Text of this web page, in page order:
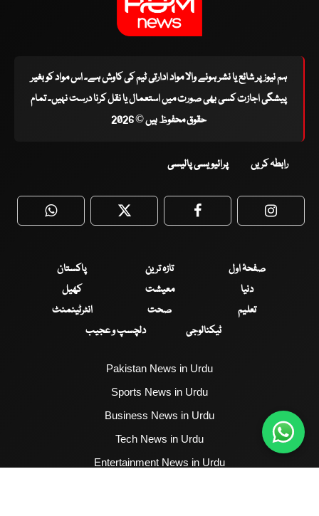
ہم نیوز پر شائع یا نشر ہونے والا مواد ادارتی ٹیم کی کاوش ہے۔ اس مواد کو بغیر
پیشگی اجازت کسی بھی صورت میں استعمال یا نقل کرنا درست نہیں۔ تمام
حقوق محفوظ ہیں © 2026
رابطہ کریں پرائیویسی پالیسی
WhatsApp Twitter Facebook
صفحۂ اول تازہ ترین
پاکستان
دنیا
معیشت
کھیل
تعلیم
صحت
انٹرٹینمنٹ
ٹیکنالوجی
دلچسپ و عجیب
Pakistan News in Urdu
Sports News in Urdu
Business News in Urdu
Tech News in Urdu
Entertainment News in Urdu